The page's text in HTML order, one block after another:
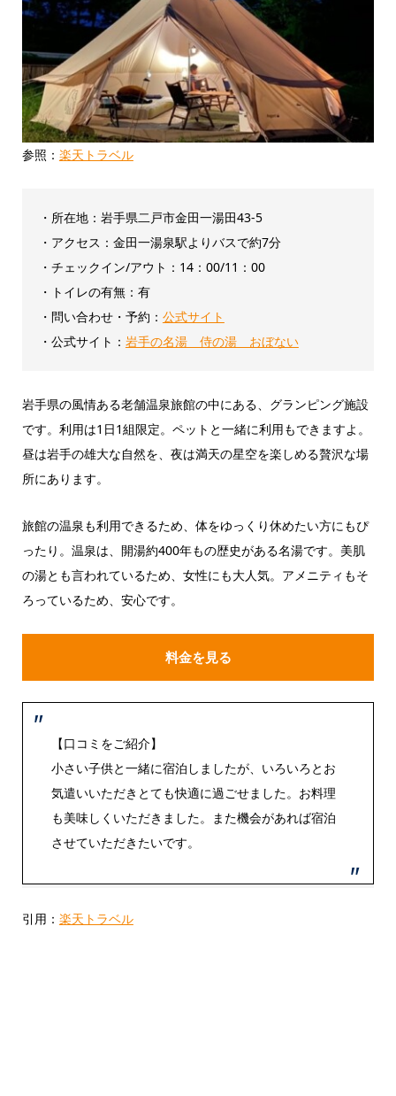
参照： 楽天トラベル
・所在地：岩手県二戸市金田一湯田43-5
・アクセス：金田一湯泉駅よりバスで約7分
・チェックイン/アウト：‎14：00/11：00
・トイレの有無：有
・問い合わせ・予約： 公式サイト
・公式サイト： 岩手の名湯 侍の湯 おぼない
岩手県の風情ある老舗温泉旅館の中にある、グランピング施設
です。利用は1日1組限定。ペットと一緒に利用もできますよ。
昼は岩手の雄大な自然を、夜は満天の星空を楽しめる贅沢な場
所にあります。
旅館の温泉も利用できるため、体をゆっくり休めたい方にもぴ
ったり。温泉は、開湯約400年もの歴史がある名湯です。美肌
の湯とも言われているため、女性にも大人気。アメニティもそ
ろっているため、安心です。
料金を見る
【口コミをご紹介】
小さい子供と一緒に宿泊しましたが、いろいろとお
気遣いいただきとても快適に過ごせました。お料理
も美味しくいただきました。また機会があれば宿泊
させていただきたいです。
引用： 楽天トラベル